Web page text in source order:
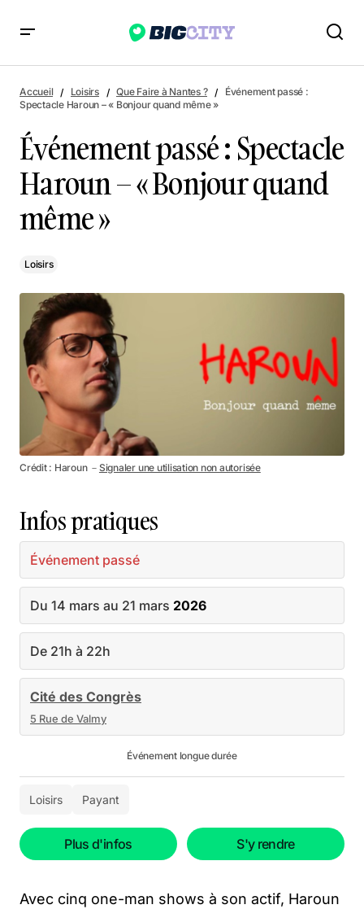
même »
Accueil Loisirs Que Faire à Nantes ?
Événement passé :
Spectacle Haroun – « Bonjour quand même »
Événement passé : Spectacle
Haroun – « Bonjour quand
même »
Loisirs
Crédit : Haroun － Signaler une utilisation non autorisée
Infos pratiques
Événement passé
Du 14 mars au 21 mars 2026
De 21h à 22h
Cité des Congrès
5 Rue de Valmy
Événement longue durée
Loisirs Payant
Plus d'infos S'y rendre
Avec cinq one-man shows à son actif, Haroun